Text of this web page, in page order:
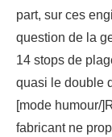
part, sur ces
question de la
14 stops de
quasi le double
[mode humour/
fabricant ne